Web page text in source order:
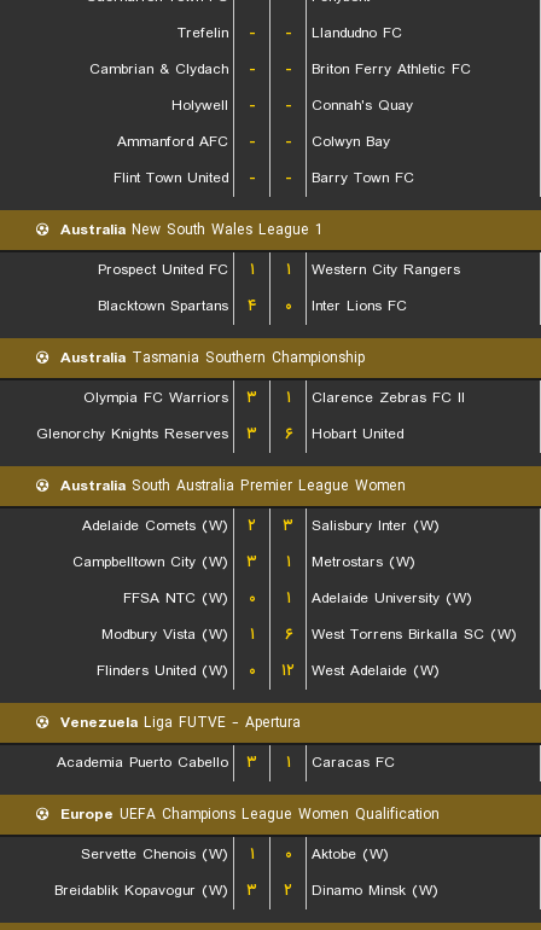
Trefelin
- -
Llandudno FC
Cambrian & Clydach
- -
Briton Ferry Athletic FC
Holywell
- -
Connah's Quay
Ammanford AFC
- -
Colwyn Bay
Flint Town United
- - Barry Town FC
Australia New South Wales League 1
Prospect United FC
۱ ۱
Western City Rangers
Blacktown Spartans
۴ ۰ Inter Lions FC
Australia Tasmania Southern Championship
Olympia FC Warriors
۳ ۱
Clarence Zebras FC II
Glenorchy Knights Reserves
۳ ۶ Hobart United
Australia South Australia Premier League Women
Adelaide Comets (W)
۲ ۳
Salisbury Inter (W)
Campbelltown City (W)
۳ ۱
Metrostars (W)
FFSA NTC (W)
۰ ۱
Adelaide University (W)
Modbury Vista (W)
۱ ۶
West Torrens Birkalla SC (W)
Flinders United (W)
۰ ۱۲ West Adelaide (W)
Venezuela Liga FUTVE - Apertura
Academia Puerto Cabello
۳ ۱ Caracas FC
Europe UEFA Champions League Women Qualification
Servette Chenois (W)
۱ ۰
Aktobe (W)
Breidablik Kopavogur (W)
۳ ۲ Dinamo Minsk (W)